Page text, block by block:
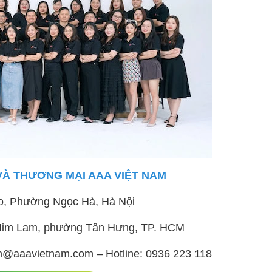
THƯƠNG MẠI AAA VIỆT NAM
Phường Ngọc Hà, Hà Nội
Lam, phường Tân Hưng, TP. HCM
– Hotline: 0936 223 118